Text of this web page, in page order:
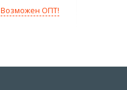
Возможен ОПТ!